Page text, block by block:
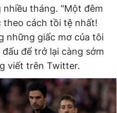
tháng. "Một đêm
cách tồi tệ nhất!
những giấc mơ của tôi
để trở lại càng sớm
viết trên Twitter.